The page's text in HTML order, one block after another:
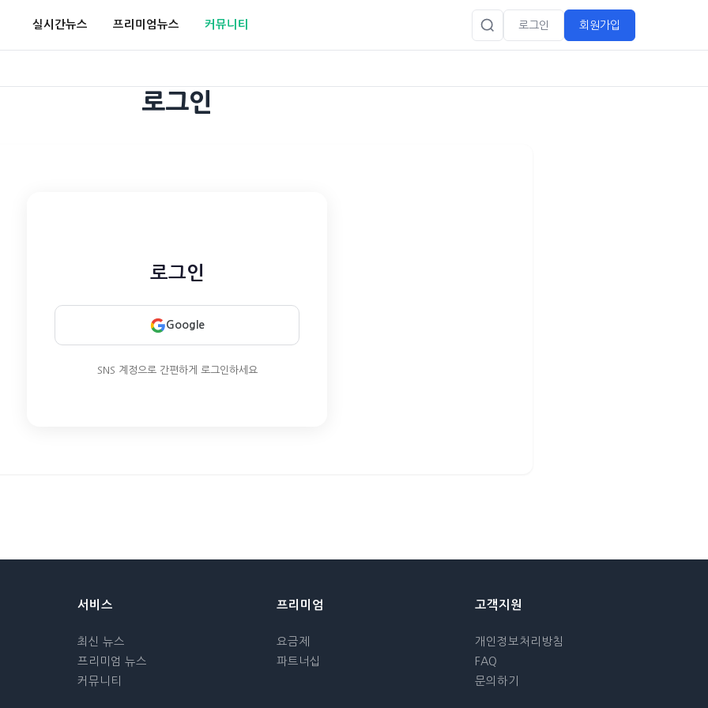
실시간뉴스 프리미엄뉴스 커뮤니티 로그인 회원가입
로그인
로그인
Google
SNS 계정으로 간편하게 로그인하세요
서비스
최신 뉴스
프리미엄 뉴스
커뮤니티
프리미엄
요금제
파트너십
고객지원
개인정보처리방침
FAQ
문의하기